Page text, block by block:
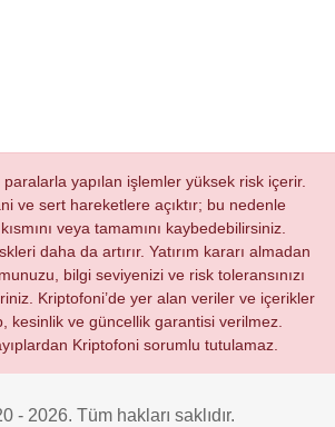
paralarla yapılan işlemler yüksek risk içerir.
ve sert hareketlere açıktır; bu nedenle
kısmını veya tamamını kaybedebilirsiniz.
daha da artırır. Yatırım kararı almadan
bilgi seviyenizi ve risk toleransınızı
Kriptofoni’de yer alan veriler ve içerikler
kesinlik ve güncellik garantisi verilmez.
Kriptofoni sorumlu tutulamaz.
- 2026. Tüm hakları saklıdır.